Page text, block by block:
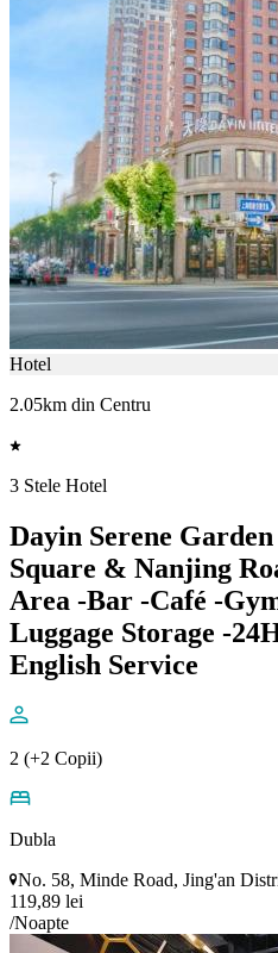
Hotel
2.05km din Centru
3 Stele Hotel
Dayin Serene
Square & Nanjing
Area -Bar -Café -
Luggage Storage -
English Service
2 (+2 Copii)
Dubla
No. 58, Minde Road, Jing'an
119,89 lei
/Noapte